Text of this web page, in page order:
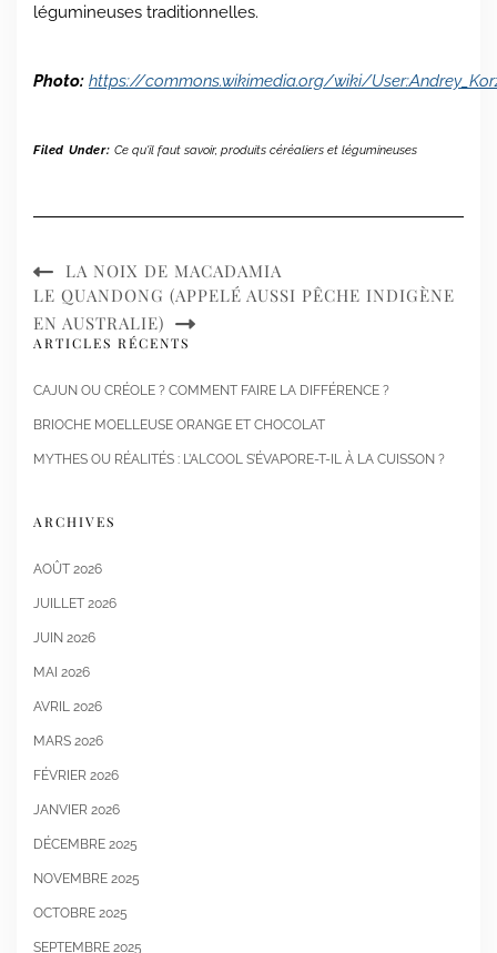
légumineuses traditionnelles.
Photo: https://commons.wikimedia.org/wiki/
Filed Under: Ce qu'il faut savoir, produits céréaliers et légumineuses
LA NOIX DE MACADAMIA
LE QUANDONG (APPELÉ AUSSI PÊCHE INDIGÈNE
EN AUSTRALIE)
ARTICLES RÉCENTS
CAJUN OU CRÉOLE ? COMMENT FAIRE LA DIFFÉRENCE ?
BRIOCHE MOELLEUSE ORANGE ET CHOCOLAT
MYTHES OU RÉALITÉS : L’ALCOOL S’ÉVAPORE-T-IL À LA CUISSON ?
ARCHIVES
AOÛT 2026
JUILLET 2026
JUIN 2026
MAI 2026
AVRIL 2026
MARS 2026
FÉVRIER 2026
JANVIER 2026
DÉCEMBRE 2025
NOVEMBRE 2025
OCTOBRE 2025
SEPTEMBRE 2025